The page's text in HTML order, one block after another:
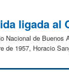
ligada al
Nacional de
de 1957, Horacio